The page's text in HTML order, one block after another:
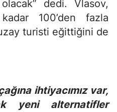
dedi. Vlasov,
100’den fazla
turisti eğittiğini de
ihtiyacımız var,
yeni alternatifler